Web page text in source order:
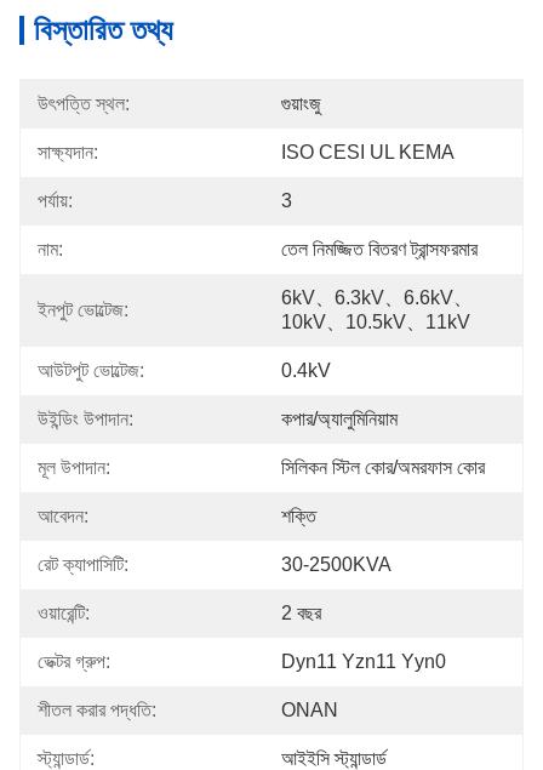
বিস্তারিত তথ্য
উৎপত্তি স্থল: গুয়াংজু
সাক্ষ্যদান: ISO CESI UL KEMA
পর্যায়: 3
নাম: তেল নিমজ্জিত বিতরণ ট্রান্সফরমার
ইনপুট ভোল্টেজ:
6kV、6.3kV、6.6kV、
10kV、10.5kV、11kV
আউটপুট ভোল্টেজ: 0.4kV
উইন্ডিং উপাদান: কপার/অ্যালুমিনিয়াম
মূল উপাদান: সিলিকন স্টিল কোর/অমরফাস কোর
আবেদন: শক্তি
রেট ক্যাপাসিটি: 30-2500KVA
ওয়ারেন্টি: 2 বছর
ভেক্টর গ্রুপ: Dyn11 Yzn11 Yyn0
শীতল করার পদ্ধতি: ONAN
স্ট্যান্ডার্ড: আইইসি স্ট্যান্ডার্ড